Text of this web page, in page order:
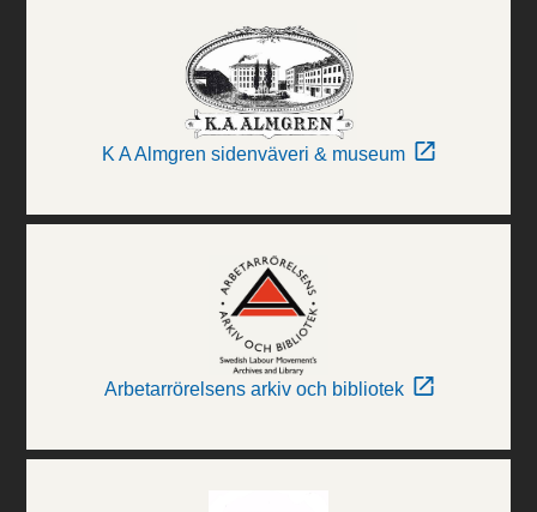
K A Almgren sidenväveri & museum
Arbetarrörelsens arkiv och bibliotek